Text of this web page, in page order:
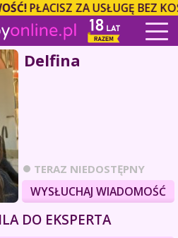
PŁACISZ ZA USŁUGĘ BEZ
Delfina
TERAZ NIEDOSTĘPNY
WYSŁUCHAJ WIADOMOŚĆ
DO EKSPERTA